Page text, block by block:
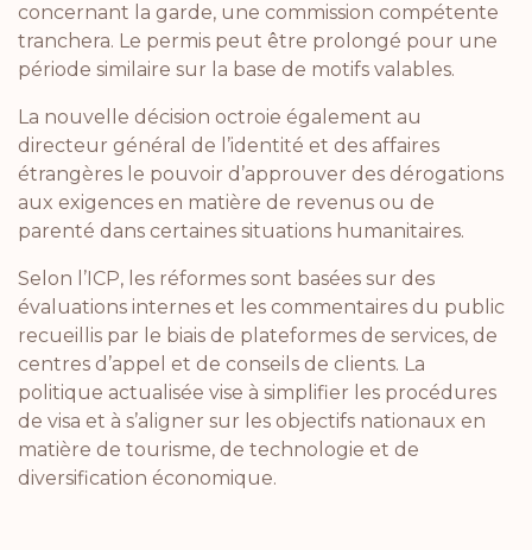
concernant la garde, une commission compétente
tranchera. Le permis peut être prolongé pour une
période similaire sur la base de motifs valables.
La nouvelle décision octroie également au
directeur général de l’identité et des affaires
étrangères le pouvoir d’approuver des dérogations
aux exigences en matière de revenus ou de
parenté dans certaines situations humanitaires.
Selon l’ICP, les réformes sont basées sur des
évaluations internes et les commentaires du public
recueillis par le biais de plateformes de services, de
centres d’appel et de conseils de clients. La
politique actualisée vise à simplifier les procédures
de visa et à s’aligner sur les objectifs nationaux en
matière de tourisme, de technologie et de
diversification économique.